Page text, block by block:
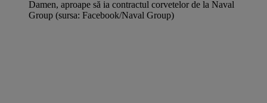
Damen, aproape să ia contractul corvetelor de la Naval
Group (sursa: Facebook/Naval Group)